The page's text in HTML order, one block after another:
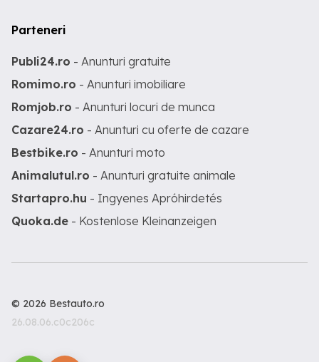
Parteneri
Publi24.ro - Anunturi gratuite
Romimo.ro - Anunturi imobiliare
Romjob.ro - Anunturi locuri de munca
Cazare24.ro - Anunturi cu oferte de cazare
Bestbike.ro - Anunturi moto
Animalutul.ro - Anunturi gratuite animale
Startapro.hu - Ingyenes Apróhirdetés
Quoka.de - Kostenlose Kleinanzeigen
© 2026 Bestauto.ro
26.08.06.c0c206c